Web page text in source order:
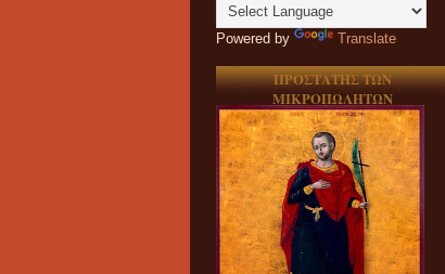
Powered by Translate
ΠΡΟΣΤΑΤΗΣ ΤΩΝ
ΜΙΚΡΟΠΩΛΗΤΩΝ